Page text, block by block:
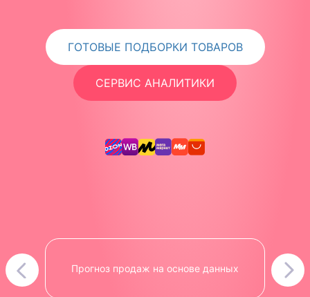
ГОТОВЫЕ ПОДБОРКИ ТОВАРОВ
СЕРВИС АНАЛИТИКИ
Прогноз продаж на основе данных